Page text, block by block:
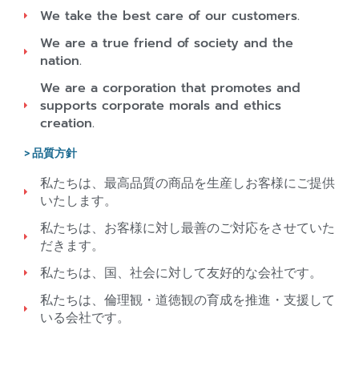
We take the best care of our customers.
We are a true friend of society and the
nation.
We are a corporation that promotes and
supports corporate morals and ethics
creation.
> 品質方針
私たちは、最高品質の商品を生産しお客様にご提供
いたします。
私たちは、お客様に対し最善のご対応をさせていた
だきます。
私たちは、国、社会に対して友好的な会社です。
私たちは、倫理観・道徳観の育成を推進・支援して
いる会社です。